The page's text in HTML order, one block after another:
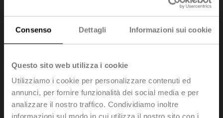
Consenso Dettagli Informazioni sui cookie
Questo sito web utilizza i cookie
Utilizziamo i cookie per personalizzare contenuti ed
annunci, per fornire funzionalità dei social media e per
analizzare il nostro traffico. Condividiamo inoltre
informazioni sul modo in cui utilizza il nostro sito con i
Una delle 1000 soluzioni per cambiare il
mondo - Fondazione Solar Impulse